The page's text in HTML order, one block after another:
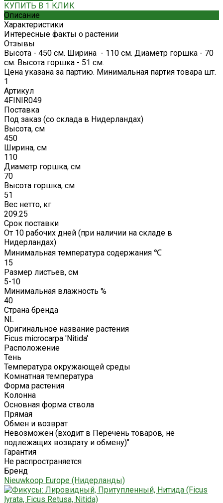
КУПИТЬ В 1 КЛИК
Описание
Характеристики
Интересные факты о растении
Отзывы
Высота - 450 см. Ширина - 110 см. Диаметр горшка - 70
см. Высота горшка - 51 см.
Цена указана за партию. Минимальная партия товара шт.
1
Артикул
4FINIR049
Поставка
Под заказ (со склада в Нидерландах)
Высота, см
450
Ширина, см
110
Диаметр горшка, см
70
Высота горшка, см
51
Вес нетто, кг
209.25
Срок поставки
От 10 рабочих дней (при наличии на складе в
Нидерландах)
Минимальная температура содержания ℃
15
Размер листьев, см
5-10
Минимальная влажность %
40
Страна бренда
NL
Оригинальное название растения
Ficus microcarpa 'Nitida'
Расположение
Тень
Температура окружающей среды
Комнатная температура
Форма растения
Колонна
Основная форма ствола
Прямая
Обмен и возврат
Невозможен (входит в Перечень товаров, не
подлежащих возврату и обмену)"
Гарантия
Не распространяется
Бренд
Nieuwkoop Europe (Нидерланды)